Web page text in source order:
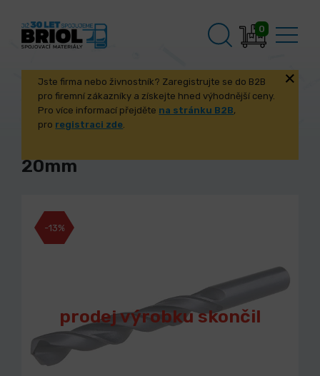
0
Jste firma nebo živnostník? Zaregistrujte se do B2B
pro firemní zákazníky a získejte hned výhodnější ceny.
Pro více informací přejděte na stránku B2B,
pro registraci zde.
20mm
prodej výrobku skončil
-13%